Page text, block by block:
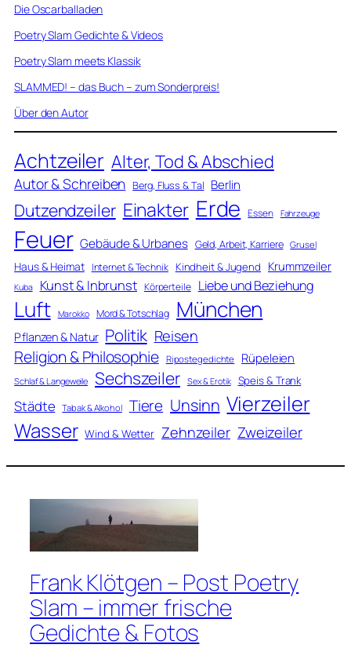
Die Oscarballaden
Poetry Slam Gedichte & Videos
Poetry Slam meets Klassik
SLAMMED! – das Buch – zum Sonderpreis!
Über den Autor
Achtzeiler Alter, Tod & Abschied
Autor & Schreiben Berg, Fluss & Tal Berlin
Dutzendzeiler Einakter Erde Essen Fahrzeuge
Feuer Gebäude & Urbanes Geld, Arbeit, Karriere Grusel
Haus & Heimat Internet & Technik Kindheit & Jugend Krummzeiler
Kuba Kunst & Inbrunst Körperteile Liebe und Beziehung
Luft Marokko Mord & Totschlag München
Pflanzen & Natur Politik Reisen
Religion & Philosophie Ripostegedichte Rüpeleien
Schlaf & Langeweile Sechszeiler Sex & Erotik Speis & Trank
Städte Tabak & Alkohol Tiere Unsinn Vierzeiler
Wasser Wind & Wetter Zehnzeiler Zweizeiler
Frank Klötgen – Post Poetry
Slam – immer frische
Gedichte & Fotos